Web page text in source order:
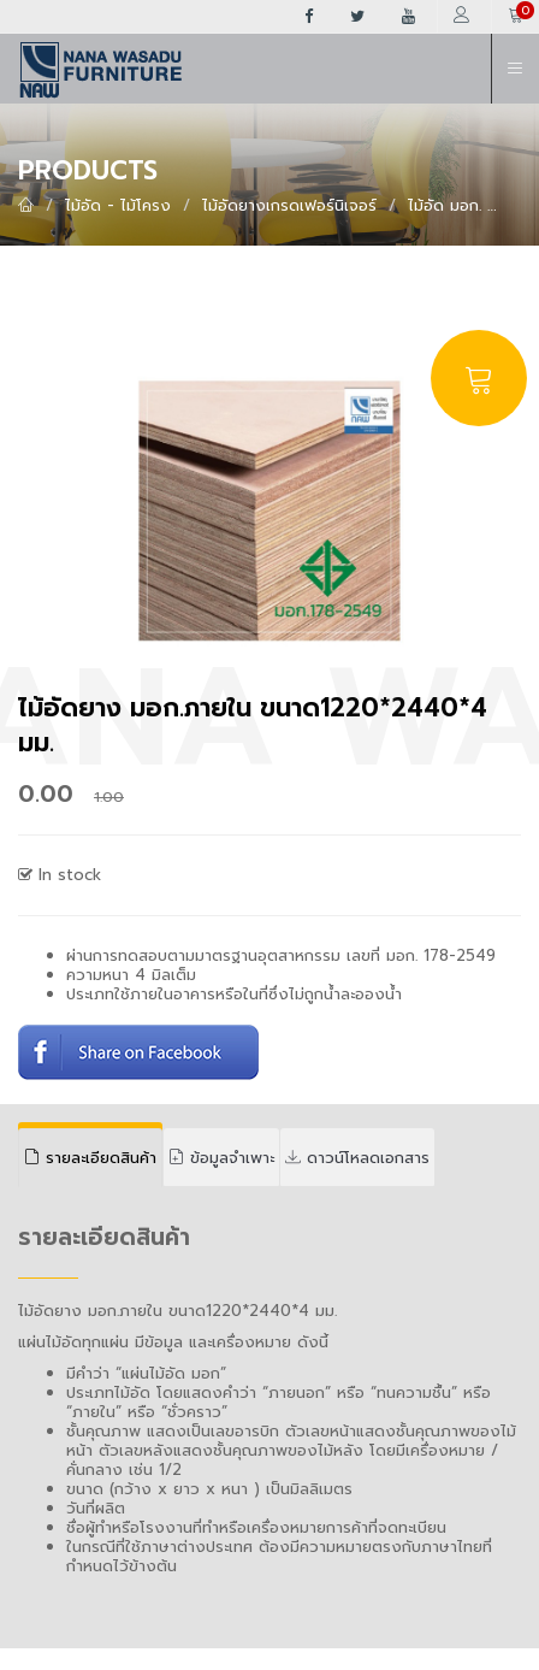
0
PRODUCTS
ไม้อัด - ไม้โครง ไม้อัดยางเกรดเฟอร์นิเจอร์ ไม้อัด มอก.
ไม้อัดยาง มอก.ภายใน ขนาด1220*2440*4
มม.
0.00 1.00
In stock
ผ่านการทดสอบตามมาตรฐานอุตสาหกรรม เลขที่ มอก. 178-2549
ความหนา 4 มิลเต็ม
ประเภทใช้ภายในอาคารหรือในที่ซึ่งไม่ถูกน้ำละอองน้ำ
รายละเอียดสินค้า ข้อมูลจำเพาะ ดาวน์โหลดเอกสาร
รายละเอียดสินค้า
ไม้อัดยาง มอก.ภายใน ขนาด1220*2440*4 มม.
แผ่นไม้อัดทุกแผ่น มีข้อมูล และเครื่องหมาย ดังนี้
มีคำว่า “แผ่นไม้อัด มอก”
ประเภทไม้อัด โดยแสดงคำว่า “ภายนอก” หรือ “ทนความชื้น” หรือ
“ภายใน” หรือ “ชั่วคราว”
ชั้นคุณภาพ แสดงเป็นเลขอารบิก ตัวเลขหน้าแสดงชั้นคุณภาพของไม้
หน้า ตัวเลขหลังแสดงชั้นคุณภาพของไม้หลัง โดยมีเครื่องหมาย /
คั่นกลาง เช่น 1/2
ขนาด (กว้าง x ยาว x หนา ) เป็นมิลลิเมตร
วันที่ผลิต
ชื่อผู้ทำหรือโรงงานที่ทำหรือเครื่องหมายการค้าที่จดทะเบียน
ในกรณีที่ใช้ภาษาต่างประเทศ ต้องมีความหมายตรงกับภาษาไทยที่
กำหนดไว้ข้างต้น